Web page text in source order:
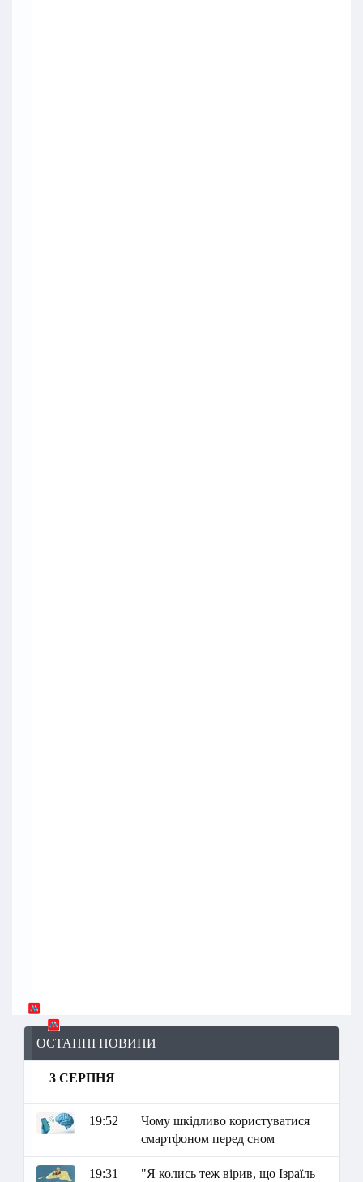
ОСТАННІ НОВИНИ
3 СЕРПНЯ
19:52
Чому шкідливо користуватися
смартфоном перед сном
19:31
"Я колись теж вірив, що Ізраїль